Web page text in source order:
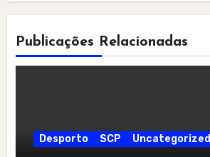
Publicações Relacionadas
Desporto SCP Uncategorized